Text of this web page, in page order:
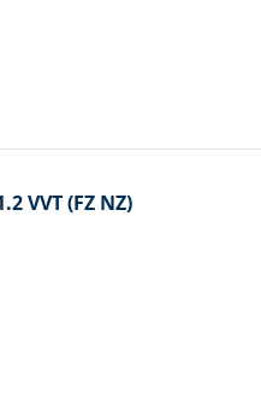
VVT (FZ NZ)